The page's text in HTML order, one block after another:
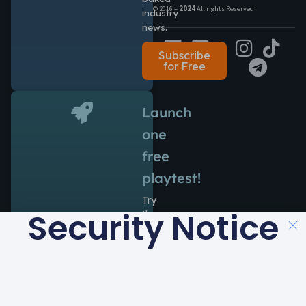
© 2016 – 2024All rights Reserved.
industry
news.
Subscribe
for Free
Launch
one
free
playtest!
Try
the
power
of
Security Notice